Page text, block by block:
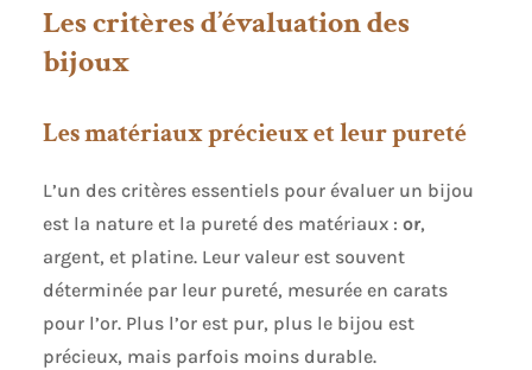
Les critères d’évaluation des
bijoux
Les matériaux précieux et leur pureté
L’un des critères essentiels pour évaluer un bijou
est la nature et la pureté des matériaux : or,
argent, et platine. Leur valeur est souvent
déterminée par leur pureté, mesurée en carats
pour l’or. Plus l’or est pur, plus le bijou est
précieux, mais parfois moins durable.